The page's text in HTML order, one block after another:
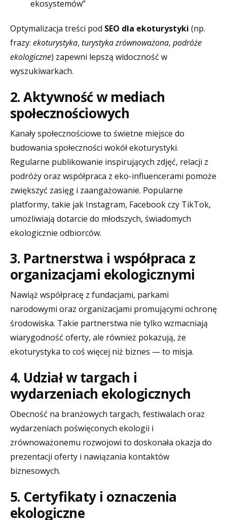
ekosystemów”
Optymalizacja treści pod SEO dla ekoturystyki (np.
frazy: ekoturystyka, turystyka zrównoważona, podróże
ekologiczne) zapewni lepszą widoczność w
wyszukiwarkach.
2. Aktywność w mediach
społecznościowych
Kanały społecznościowe to świetne miejsce do
budowania społeczności wokół ekoturystyki.
Regularne publikowanie inspirujących zdjęć, relacji z
podróży oraz współpraca z eko-influencerami pomoże
zwiększyć zasięg i zaangażowanie. Popularne
platformy, takie jak Instagram, Facebook czy TikTok,
umożliwiają dotarcie do młodszych, świadomych
ekologicznie odbiorców.
3. Partnerstwa i współpraca z
organizacjami ekologicznymi
Nawiąż współpracę z fundacjami, parkami
narodowymi oraz organizacjami promującymi ochronę
środowiska. Takie partnerstwa nie tylko wzmacniają
wiarygodność oferty, ale również pokazują, że
ekoturystyka to coś więcej niż biznes — to misja.
4. Udział w targach i
wydarzeniach ekologicznych
Obecność na branżowych targach, festiwalach oraz
wydarzeniach poświęconych ekologii i
zrównoważonemu rozwojowi to doskonała okazja do
prezentacji oferty i nawiązania kontaktów
biznesowych.
5. Certyfikaty i oznaczenia
ekologiczne